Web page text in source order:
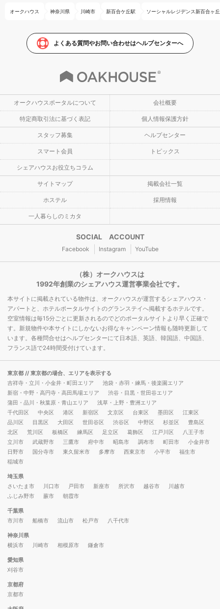
オークハウス 神奈川県 川崎市 新百合ケ丘駅 ソーシャルレジデンス新百合ヶ丘
よくある質問やお問い合わせはヘルプセンターへ
オークハウスポータルについて 会社概要
特定商取引法に基づく表記 個人情報保護方針
スタッフ募集 ヘルプセンター
スマート会員 トピックス
シェアハウスお役立ちコラム
サイトマップ 掲載会社一覧
ホステル 採用情報
一人暮らしのミカタ
SOCIAL ACCOUNT
Facebook Instagram YouTube
（株）オークハウスは
1992年創業のシェアハウス運営事業会社です。
本サイトに掲載されている物件は、オークハウスが運営するシェアハウス・
アパートと、ホテルポータルサイトのグランステイへ掲載するホテルです。
空室情報は毎15分ごとに更新されるのでどのポータルサイトより早く正確で
す。新規物件や本サイトにしかないお得なキャンペーン情報も随時更新して
います。各種問合せはヘルプセンターにて日本語、英語、韓国語、中国語、
フランス語で24時間受付けています。
東京都 // 東京都の場合、エリアを表示する
吉祥寺・立川・小金井・町田エリア
池袋・赤羽・練馬・後楽園エリア
新宿・中野・高円寺・高田馬場エリア
渋谷・目黒・世田谷エリア
蒲田・品川・秋葉原・青山エリア
浅草・上野・豊洲エリア
千代田区
中央区 港区 新宿区 文京区 台東区 墨田区
江東区
品川区
目黒区 大田区 世田谷区 渋谷区 中野区 杉並区
豊島区
北区
荒川区 板橋区 練馬区 足立区 葛飾区 江戸川区
八王子市
立川市
武蔵野市 三鷹市 府中市 昭島市 調布市 町田市
小金井市
日野市
国分寺市 東久留米市 多摩市 西東京市 小平市
福生市
稲城市
埼玉県
さいたま市
川口市 戸田市 新座市 所沢市 越谷市
川越市
ふじみ野市
蕨市 朝霞市
千葉県
市川市
船橋市 流山市 松戸市 八千代市
神奈川県
横浜市
川崎市 相模原市 鎌倉市
愛知県
刈谷市
京都府
京都市